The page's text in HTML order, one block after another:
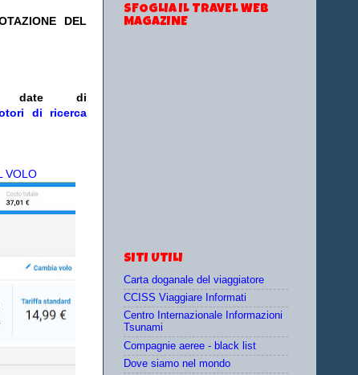
DEL
date di
di ricerca
VOLO
SFOGLIA IL TRAVEL WEB
MAGAZINE
SITI UTILI
Carta doganale del viaggiatore
CCISS Viaggiare Informati
Centro Internazionale Informazioni
Tsunami
Compagnie aeree - black list
Dove siamo nel mondo